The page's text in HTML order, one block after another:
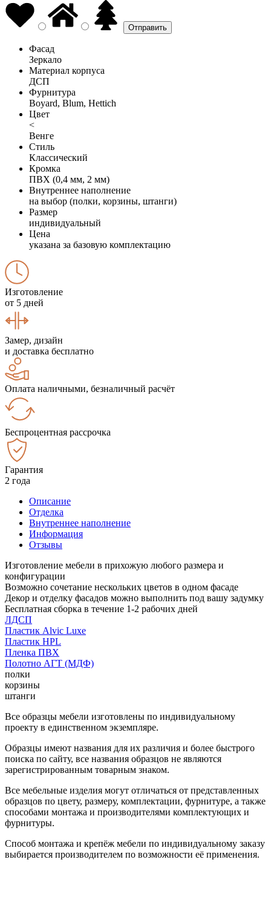
Фасад
Зеркало
Материал корпуса
ДСП
Фурнитура
Boyard, Blum, Hettich
Цвет
<
Венге
Стиль
Классический
Кромка
ПВХ (0,4 мм, 2 мм)
Внутреннее наполнение
на выбор (полки, корзины, штанги)
Размер
индивидуальный
Цена
указана за базовую комплектацию
Изготовление
от 5 дней
Замер, дизайн
и доставка бесплатно
Оплата наличными, безналичный расчёт
Беспроцентная рассрочка
Гарантия
2 года
Описание
Отделка
Внутреннее наполнение
Информация
Отзывы
Изготовление мебели в прихожую любого размера и
конфигурации
Возможно сочетание нескольких цветов в одном фасаде
Декор и отделку фасадов можно выполнить под вашу задумку
Бесплатная сборка в течение 1-2 рабочих дней
ЛДСП
Пластик Alvic Luxe
Пластик HPL
Пленка ПВХ
Полотно АГТ (МДФ)
полки
корзины
штанги
Все образцы мебели изготовлены по индивидуальному
проекту в единственном экземпляре.
Образцы имеют названия для их различия и более быстрого
поиска по сайту, все названия образцов не являются
зарегистрированным товарным знаком.
Все мебельные изделия могут отличаться от представленных
образцов по цвету, размеру, комплектации, фурнитуре, а также
способами монтажа и производителями комплектующих и
фурнитуры.
Способ монтажа и крепёж мебели по индивидуальному заказу
выбирается производителем по возможности её применения.